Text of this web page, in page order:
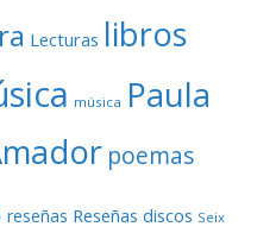
Lecturas libros
música Paula
poemas
reseñas Reseñas discos Seix